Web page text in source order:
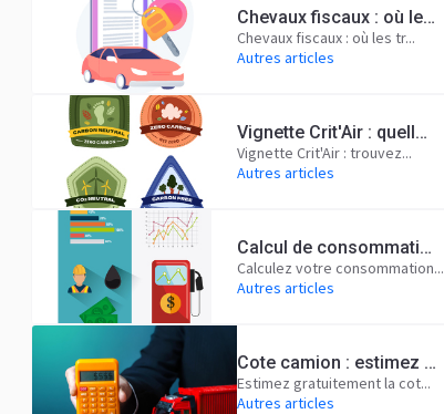
Chevaux fiscaux : où les trouver sur la carte grise, calcul et prix
Chevaux fiscaux : où les tr...
Autres articles
Vignette Crit'Air : quelle classe pour votre véhicule et où circuler
Vignette Crit'Air : trouvez...
Autres articles
Calcul de consommation et coût du carburant : prix au km et coût d'un trajet
Calculez votre consommation...
Autres articles
Cote camion : estimez gratuitement la valeur de votre poids lourd
Estimez gratuitement la cot...
Autres articles